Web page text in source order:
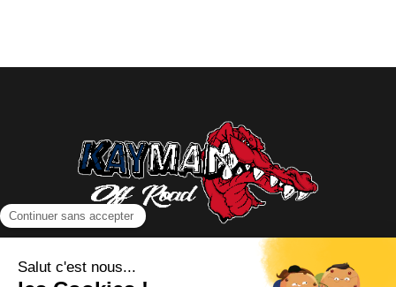
NOUS CONTACTER